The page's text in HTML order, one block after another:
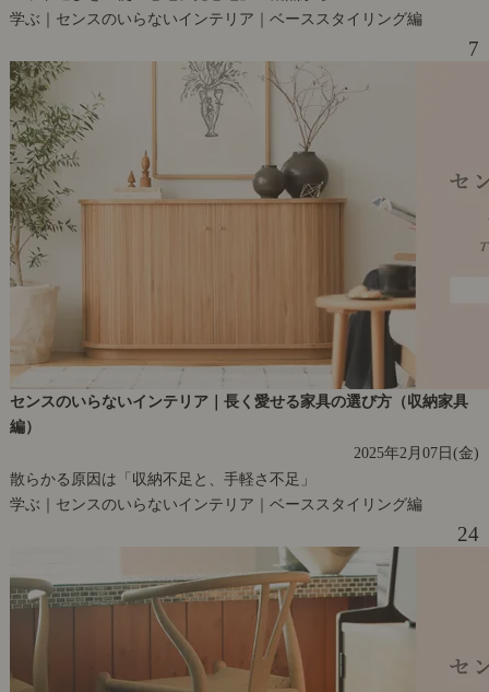
学ぶ｜センスのいらないインテリア｜ベーススタイリング編
7
センスのいらないインテリア｜長く愛せる家具の選び方（収納家具
編）
2025年2月07日(金)
散らかる原因は「収納不足と、手軽さ不足」
学ぶ｜センスのいらないインテリア｜ベーススタイリング編
24